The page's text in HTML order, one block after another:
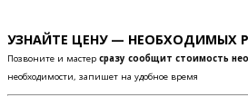
УЗНАЙТЕ ЦЕНУ — НЕОБХОДИМЫХ
Позвоните и мастер сразу сообщит стоимость
необходимости, запишет на удобное время